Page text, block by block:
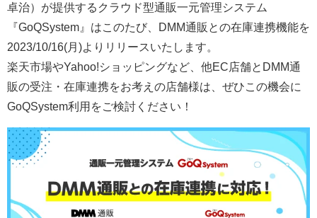
卓治）が提供するクラウド型通販一元管理システム
『GoQSystem』はこのたび、DMM通販との在庫連携機能を
2023/10/16(月)よりリリースいたします。
楽天市場やYahoo!ショッピングなど、他EC店舗とDMM通
販の受注・在庫連携をお考えの店舗様は、ぜひこの機会に
GoQSystem利用をご検討ください！